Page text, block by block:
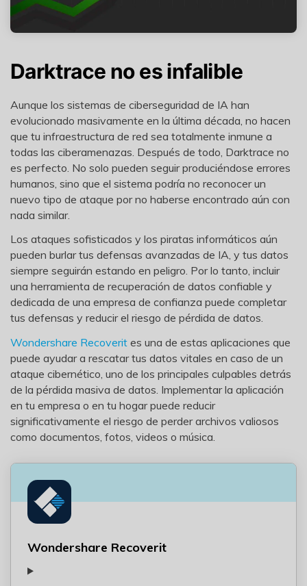
Darktrace no es infalible
Aunque los sistemas de ciberseguridad de IA han
evolucionado masivamente en la última década, no hacen
que tu infraestructura de red sea totalmente inmune a
todas las ciberamenazas. Después de todo, Darktrace no
es perfecto. No solo pueden seguir produciéndose errores
humanos, sino que el sistema podría no reconocer un
nuevo tipo de ataque por no haberse encontrado aún con
nada similar.
Los ataques sofisticados y los piratas informáticos aún
pueden burlar tus defensas avanzadas de IA, y tus datos
siempre seguirán estando en peligro. Por lo tanto, incluir
una herramienta de recuperación de datos confiable y
dedicada de una empresa de confianza puede completar
tus defensas y reducir el riesgo de pérdida de datos.
Wondershare Recoverit es una de estas aplicaciones que
puede ayudar a rescatar tus datos vitales en caso de un
ataque cibernético, uno de los principales culpables detrás
de la pérdida masiva de datos. Implementar la aplicación
en tu empresa o en tu hogar puede reducir
significativamente el riesgo de perder archivos valiosos
como documentos, fotos, videos o música.
Wondershare Recoverit